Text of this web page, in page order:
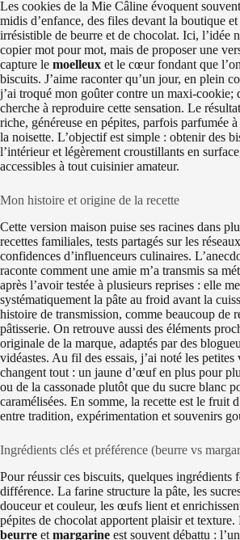
Les cookies de la Mie Câline évoquent
midis d’enfance, des files devant la boutique
irrésistible de beurre et de chocolat. Ici, l’idée
copier mot pour mot, mais de proposer une
capture le moelleux et le cœur fondant que
biscuits. J’aime raconter qu’un jour, en plein
j’ai troqué mon goûter contre un maxi-cookie;
cherche à reproduire cette sensation. Le
riche, généreuse en pépites, parfois parfumée
la noisette. L’objectif est simple : obtenir des
l’intérieur et légèrement croustillants en
accessibles à tout cuisinier amateur.
Mon histoire et origine de la recette
Cette version maison puise ses racines dans
recettes familiales, tests partagés sur les
confidences d’influenceurs culinaires.
raconte comment une amie m’a transmis sa
après l’avoir testée à plusieurs reprises : elle
systématiquement la pâte au froid avant la
histoire de transmission, comme beaucoup de
pâtisserie. On retrouve aussi des éléments
originale de la marque, adaptés par des
vidéastes. Au fil des essais, j’ai noté les
changent tout : un jaune d’œuf en plus pour
ou de la cassonade plutôt que du sucre blanc
caramélisées. En somme, la recette est le fruit
entre tradition, expérimentation et souvenirs
Ingrédients clés et préférence (beurre vs
Pour réussir ces biscuits, quelques ingrédients
différence. La farine structure la pâte, les
douceur et couleur, les œufs lient et
pépites de chocolat apportent plaisir et
beurre et margarine est souvent débattu :